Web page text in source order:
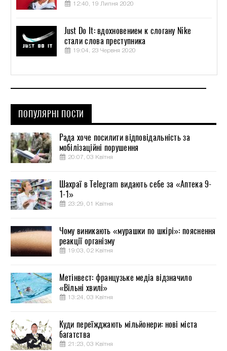
12:40, 19 Липня 2020
Just Do It: вдохновением к слогану Nike
стали слова преступника
19:04, 23 Червня 2020
ПОПУЛЯРНІ ПОСТИ
Рада хоче посилити відповідальність за
мобілізаційні порушення
20:07, 03 Квітня
Шахраї в Telegram видають себе за «Аптека 9-
1-1»
23:29, 01 Квітня
Чому виникають «мурашки по шкірі»: пояснення
реакції організму
19:03, 02 Квітня
Метінвест: французьке медіа відзначило
«Вільні хвилі»
13:24, 03 Квітня
Куди переїжджають мільйонери: нові міста
багатства
21:23, 03 Квітня